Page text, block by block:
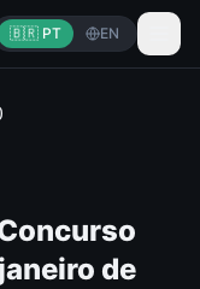
🇧🇷 PT EN
de